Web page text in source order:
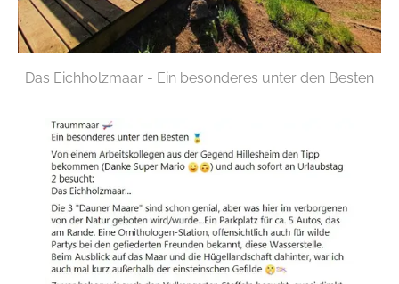
Das Eichholzmaar - Ein besonderes unter den Besten